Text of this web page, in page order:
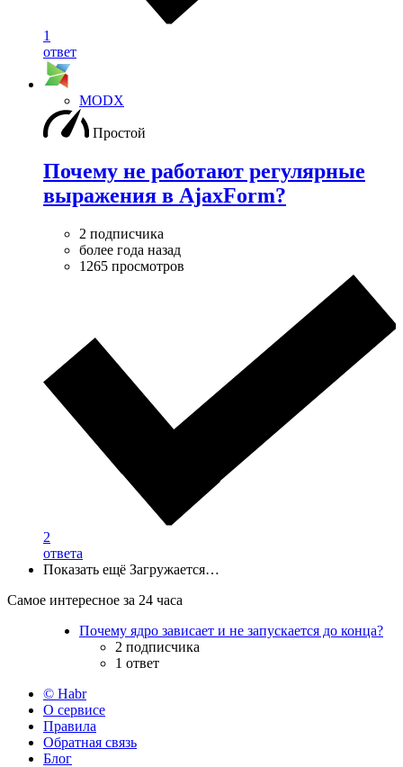
1
ответ
MODX
Простой
Почему не работают регулярные
выражения в AjaxForm?
2 подписчика
более года назад
1265 просмотров
2
ответа
Показать ещё Загружается…
Самое интересное за 24 часа
Почему ядро зависает и не запускается до конца?
2 подписчика
1 ответ
© Habr
О сервисе
Правила
Обратная связь
Блог